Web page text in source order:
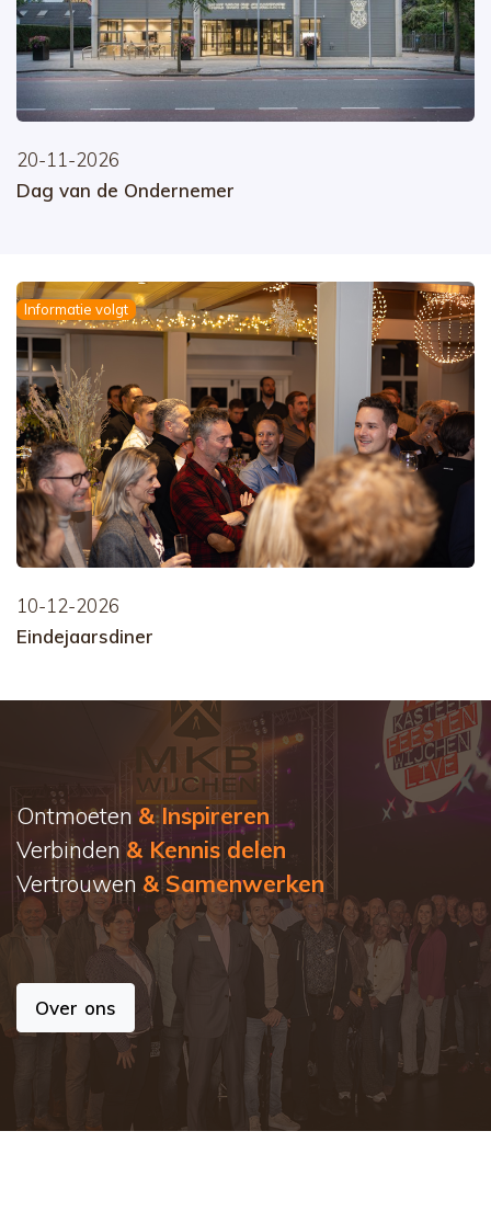
20-11-2026
Dag van de Ondernemer
Informatie volgt
10-12-2026
Eindejaarsdiner
Ontmoeten & Inspireren
Verbinden & Kennis delen
Vertrouwen & Samenwerken
Over ons